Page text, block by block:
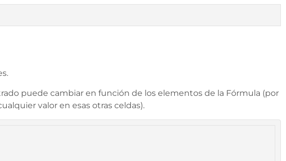
puede cambiar en función de los elementos de la Fórmula (por
valor en esas otras celdas).